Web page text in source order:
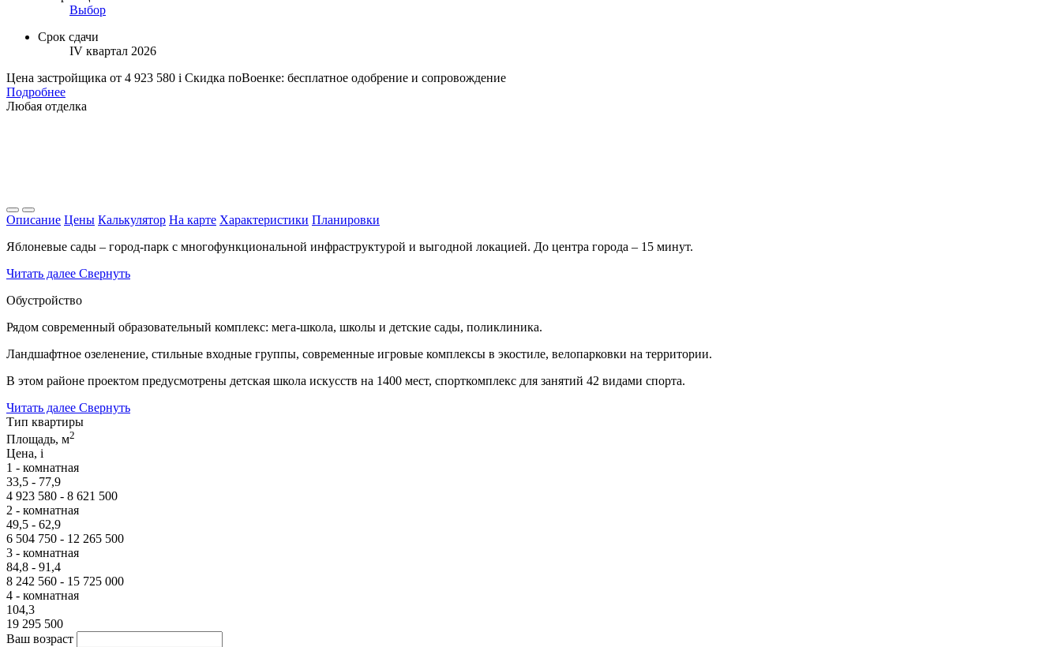
Выбор
Срок сдачи
IV квартал 2026
Цена застройщика от 4 923 580 i Скидка поВоенке: бесплатное одобрение и сопровождение
Подробнее
Любая отделка
Описание Цены Калькулятор На карте Характеристики Планировки
Яблоневые сады – город-парк с многофункциональной инфраструктурой и выгодной локацией. До центра города – 15 минут.
Читать далее Свернуть
Обустройство
Рядом современный образовательный комплекс: мега-школа, школы и детские сады, поликлиника.
Ландшафтное озеленение, стильные входные группы, современные игровые комплексы в экостиле, велопарковки на территории.
В этом районе проектом предусмотрены детская школа искусств на 1400 мест, спорткомплекс для занятий 42 видами спорта.
Читать далее Свернуть
Тип квартиры
Площадь, м2
Цена, i
1 - комнатная
33,5 - 77,9
4 923 580 - 8 621 500
2 - комнатная
49,5 - 62,9
6 504 750 - 12 265 500
3 - комнатная
84,8 - 91,4
8 242 560 - 15 725 000
4 - комнатная
104,3
19 295 500
Ваш возраст